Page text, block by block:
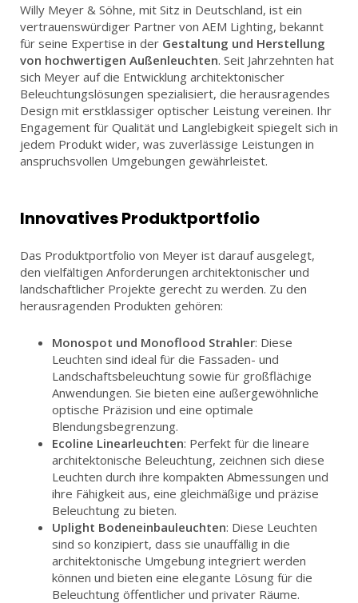
HOME PARTNER NEWS KONTAKT
FR DE
Willy Meyer & Söhne, mit Sitz in Deutschland, ist ein
vertrauenswürdiger Partner von AEM Lighting, bekannt
für seine Expertise in der Gestaltung und Herstellung
von hochwertigen Außenleuchten. Seit Jahrzehnten hat
sich Meyer auf die Entwicklung architektonischer
Beleuchtungslösungen spezialisiert, die herausragendes
Design mit erstklassiger optischer Leistung vereinen. Ihr
Engagement für Qualität und Langlebigkeit spiegelt sich in
jedem Produkt wider, was zuverlässige Leistungen in
anspruchsvollen Umgebungen gewährleistet.
Innovatives Produktportfolio
Das Produktportfolio von Meyer ist darauf ausgelegt,
den vielfältigen Anforderungen architektonischer und
landschaftlicher Projekte gerecht zu werden. Zu den
herausragenden Produkten gehören:
Monospot und Monoflood Strahler: Diese
Leuchten sind ideal für die Fassaden- und
Landschaftsbeleuchtung sowie für großflächige
Anwendungen. Sie bieten eine außergewöhnliche
optische Präzision und eine optimale
Blendungsbegrenzung.
Ecoline Linearleuchten: Perfekt für die lineare
architektonische Beleuchtung, zeichnen sich diese
Leuchten durch ihre kompakten Abmessungen und
ihre Fähigkeit aus, eine gleichmäßige und präzise
Beleuchtung zu bieten.
Uplight Bodeneinbauleuchten: Diese Leuchten
sind so konzipiert, dass sie unauffällig in die
architektonische Umgebung integriert werden
können und bieten eine elegante Lösung für die
Beleuchtung öffentlicher und privater Räume.